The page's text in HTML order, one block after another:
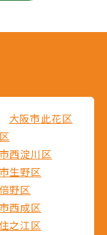
大阪市此花区
西淀川区
生野区
野区
西成区
之江区